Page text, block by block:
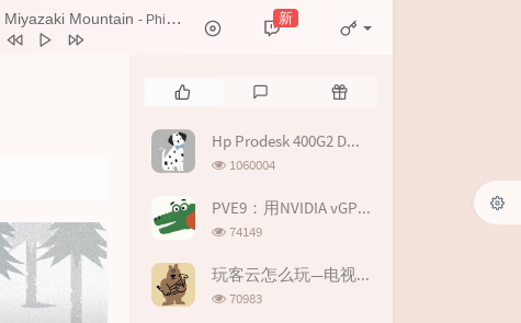
Miyazaki Mountain - Philter
华晨宇
Zkaaai / 哈利白特
Zkaaai / 哈利白特
未完结的爱
新
文
评
论
随
文Hp Prodesk 400G2 DM i5-6600T HD530 Hackintosh EFI
浏
次
数:
1060004
PVE9：用NVIDIA vGPU19.0虚拟化显卡拆分在虚拟机玩游戏
浏
次
数:
74149
玩客云怎么玩—电视/游戏盒子篇II
浏
70983